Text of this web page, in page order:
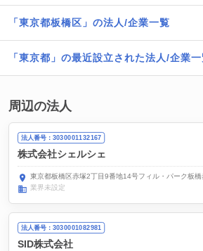
「東京都板橋区」の法人/企業一覧
「東京都」の最近設立された法人/企業一
周辺の法人
法人番号：3030001132167
株式会社シェルシェ
東京都板橋区赤塚2丁目9番地14号フィル・パーク板
業界未設定
法人番号：3030001082981
SID株式会社